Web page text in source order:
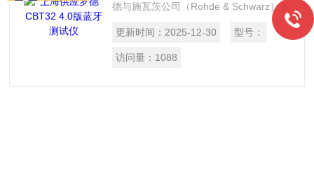
德与施瓦茨公司（Rohde & Schwarz）最
近为其蓝牙测试仪CBT和CBT32 提供一
个选件,用于支持最新蓝牙标准Bluetooth?
V2.0 + EDR（蓝牙 V2.0 +增强型数据速
更新时间： 2025-12-30 型号：
访问量： 1088